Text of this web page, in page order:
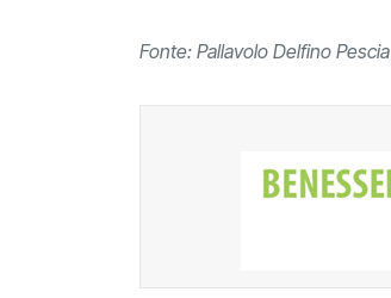
Fonte: Pallavolo Delfino Pescia